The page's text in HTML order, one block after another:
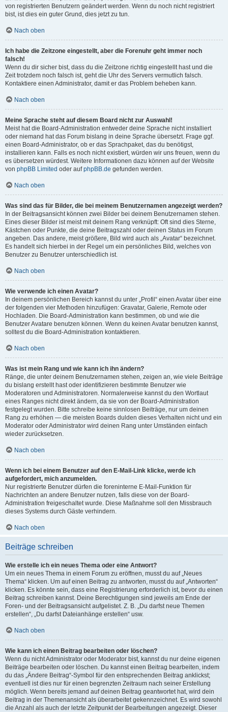
von registrierten Benutzern geändert werden. Wenn du noch nicht registriert
bist, ist dies ein guter Grund, dies jetzt zu tun.
Nach oben
Ich habe die Zeitzone eingestellt, aber die Forenuhr geht immer noch
falsch!
Wenn du dir sicher bist, dass du die Zeitzone richtig eingestellt hast und die
Zeit trotzdem noch falsch ist, geht die Uhr des Servers vermutlich falsch.
Kontaktiere einen Administrator, damit er das Problem beheben kann.
Nach oben
Meine Sprache steht auf diesem Board nicht zur Auswahl!
Meist hat die Board-Administration entweder deine Sprache nicht installiert
oder niemand hat das Forum bislang in deine Sprache übersetzt. Frage ggf.
einen Board-Administrator, ob er das Sprachpaket, das du benötigst,
installieren kann. Falls es noch nicht existiert, würden wir uns freuen, wenn du
es übersetzen würdest. Weitere Informationen dazu können auf der Website
von phpBB Limited oder aufphpBB.de gefunden werden.
Nach oben
Was sind das für Bilder, die bei meinem Benutzernamen angezeigt werden?
In der Beitragsansicht können zwei Bilder bei deinem Benutzernamen stehen.
Eines dieser Bilder ist meist mit deinem Rang verknüpft: Oft sind dies Sterne,
Kästchen oder Punkte, die deine Beitragszahl oder deinen Status im Forum
angeben. Das andere, meist größere, Bild wird auch als „Avatar“ bezeichnet.
Es handelt sich hierbei in der Regel um ein persönliches Bild, welches von
Benutzer zu Benutzer unterschiedlich ist.
Nach oben
Wie verwende ich einen Avatar?
In deinem persönlichen Bereich kannst du unter „Profil“ einen Avatar über eine
der folgenden vier Methoden hinzufügen: Gravatar, Galerie, Remote oder
Hochladen. Die Board-Administration kann bestimmen, ob und wie die
Benutzer Avatare benutzen können. Wenn du keinen Avatar benutzen kannst,
solltest du die Board-Administration kontaktieren.
Nach oben
Was ist mein Rang und wie kann ich ihn ändern?
Ränge, die unter deinem Benutzernamen stehen, zeigen an, wie viele Beiträge
du bislang erstellt hast oder identifizieren bestimmte Benutzer wie
Moderatoren und Administratoren. Normalerweise kannst du den Wortlaut
eines Ranges nicht direkt ändern, da sie von der Board-Administration
festgelegt wurden. Bitte schreibe keine sinnlosen Beiträge, nur um deinen
Rang zu erhöhen — die meisten Boards dulden dieses Verhalten nicht und ein
Moderator oder Administrator wird deinen Rang unter Umständen einfach
wieder zurücksetzen.
Nach oben
Wenn ich bei einem Benutzer auf den E-Mail-Link klicke, werde ich
aufgefordert, mich anzumelden.
Nur registrierte Benutzer dürfen die foreninterne E-Mail-Funktion für
Nachrichten an andere Benutzer nutzen, falls diese von der Board-
Administration freigeschaltet wurde. Diese Maßnahme soll den Missbrauch
dieses Systems durch Gäste verhindern.
Nach oben
Beiträge schreiben
Wie erstelle ich ein neues Thema oder eine Antwort?
Um ein neues Thema in einem Forum zu eröffnen, musst du auf „Neues
Thema“ klicken. Um auf einen Beitrag zu antworten, musst du auf „Antworten“
klicken. Es könnte sein, dass eine Registrierung erforderlich ist, bevor du einen
Beitrag schreiben kannst. Deine Berechtigungen sind jeweils am Ende der
Foren- und der Beitragsansicht aufgelistet. Z. B. „Du darfst neue Themen
erstellen“, „Du darfst Dateianhänge erstellen“ usw.
Nach oben
Wie kann ich einen Beitrag bearbeiten oder löschen?
Wenn du nicht Administrator oder Moderator bist, kannst du nur deine eigenen
Beiträge bearbeiten oder löschen. Du kannst einen Beitrag bearbeiten, indem
du das „Ändere Beitrag“-Symbol für den entsprechenden Beitrag anklickst;
eventuell ist dies nur für einen begrenzten Zeitraum nach seiner Erstellung
möglich. Wenn bereits jemand auf deinen Beitrag geantwortet hat, wird dein
Beitrag in der Themenansicht als überarbeitet gekennzeichnet. Es wird sowohl
die Anzahl als auch der letzte Zeitpunkt der Bearbeitungen angezeigt. Dieser